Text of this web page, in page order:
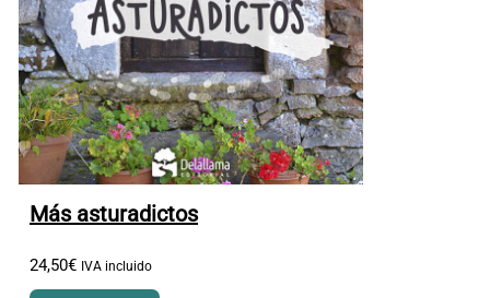
Más asturadictos
24,50€ IVA incluido